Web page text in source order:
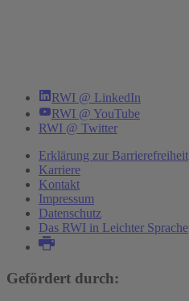
RWI @ LinkedIn
RWI @ YouTube
RWI @ Twitter
Erklärung zur Barrierefreiheit
Karriere
Kontakt
Impressum
Datenschutz
Das RWI in Leichter Sprache
Gefördert durch: